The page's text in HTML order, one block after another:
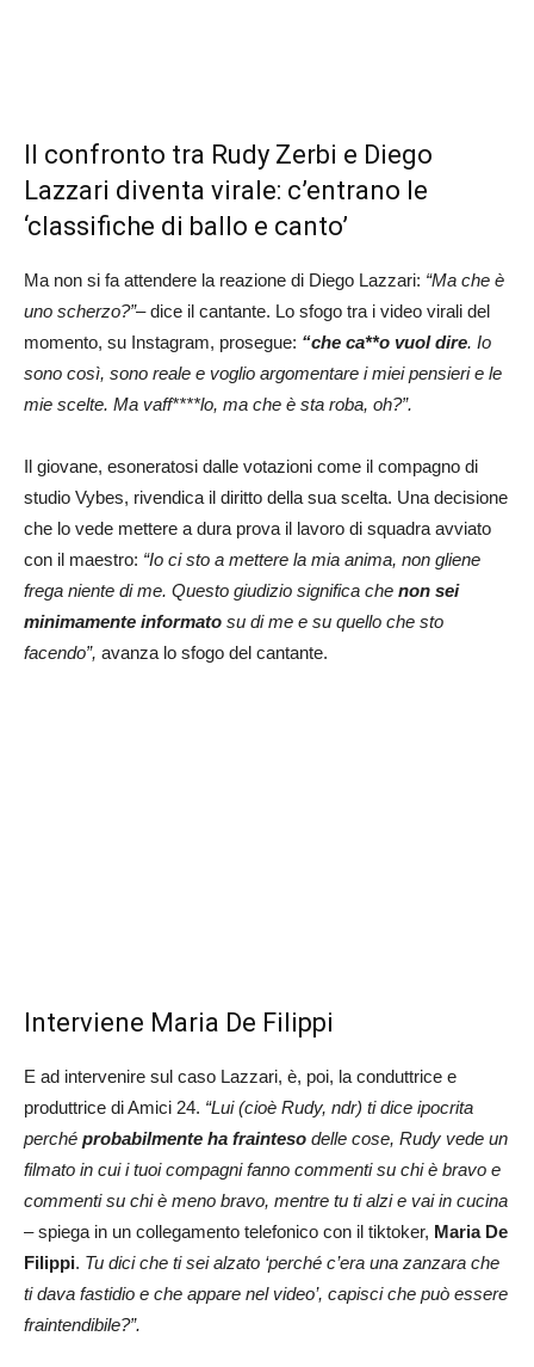
Il confronto tra Rudy Zerbi e Diego
Lazzari diventa virale: c’entrano le
‘classifiche di ballo e canto’
Ma non si fa attendere la reazione di Diego Lazzari: “Ma che è
uno scherzo?”– dice il cantante. Lo sfogo tra i video virali del
momento, su Instagram, prosegue: “che ca**o vuol dire. Io
sono così, sono reale e voglio argomentare i miei pensieri e le
mie scelte. Ma vaff****lo, ma che è sta roba, oh?”.
Il giovane, esoneratosi dalle votazioni come il compagno di
studio Vybes, rivendica il diritto della sua scelta. Una decisione
che lo vede mettere a dura prova il lavoro di squadra avviato
con il maestro: “Io ci sto a mettere la mia anima, non gliene
frega niente di me. Questo giudizio significa che non sei
minimamente informato su di me e su quello che sto
facendo”, avanza lo sfogo del cantante.
Interviene Maria De Filippi
E ad intervenire sul caso Lazzari, è, poi, la conduttrice e
produttrice di Amici 24. “Lui (cioè Rudy, ndr) ti dice ipocrita
perché probabilmente ha frainteso delle cose, Rudy vede un
filmato in cui i tuoi compagni fanno commenti su chi è bravo e
commenti su chi è meno bravo, mentre tu ti alzi e vai in cucina
– spiega in un collegamento telefonico con il tiktoker, Maria De
Filippi. Tu dici che ti sei alzato ‘perché c’era una zanzara che
ti dava fastidio e che appare nel video’, capisci che può essere
fraintendibile?”.